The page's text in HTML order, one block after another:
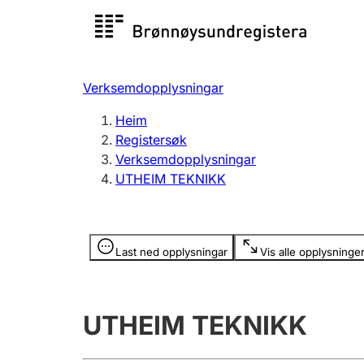
Registersøk
Registrere, endre, slette
Verksemdopplysningar
Heim
Registersøk
Verksemdopplysningar
UTHEIM TEKNIKK
Last ned opplysningar Vis alle opplysninger
Opplysninger er skjult
UTHEIM TEKNIKK